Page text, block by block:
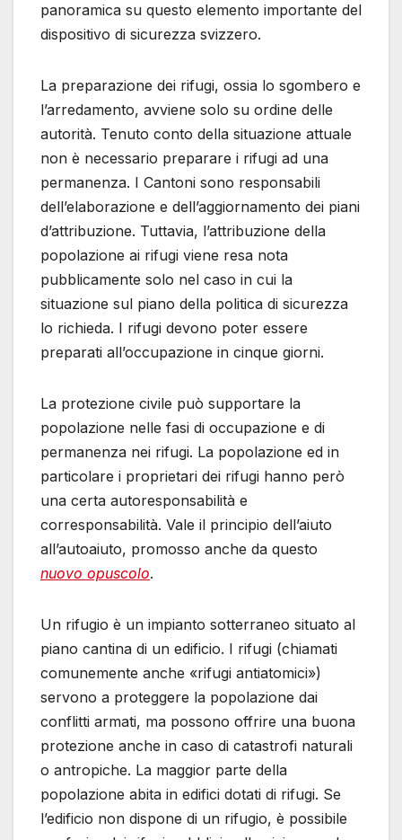
panoramica su questo elemento importante del
dispositivo di sicurezza svizzero.
La preparazione dei rifugi, ossia lo sgombero e
l’arredamento, avviene solo su ordine delle
autorità. Tenuto conto della situazione attuale
non è necessario preparare i rifugi ad una
permanenza. I Cantoni sono responsabili
dell’elaborazione e dell’aggiornamento dei piani
d’attribuzione. Tuttavia, l’attribuzione della
popolazione ai rifugi viene resa nota
pubblicamente solo nel caso in cui la
situazione sul piano della politica di sicurezza
lo richieda. I rifugi devono poter essere
preparati all’occupazione in cinque giorni.
La protezione civile può supportare la
popolazione nelle fasi di occupazione e di
permanenza nei rifugi. La popolazione ed in
particolare i proprietari dei rifugi hanno però
una certa autoresponsabilità e
corresponsabilità. Vale il principio dell’aiuto
all’autoaiuto, promosso anche da questo
nuovo opuscolo.
Un rifugio è un impianto sotterraneo situato al
piano cantina di un edificio. I rifugi (chiamati
comunemente anche «rifugi antiatomici»)
servono a proteggere la popolazione dai
conflitti armati, ma possono offrire una buona
protezione anche in caso di catastrofi naturali
o antropiche. La maggior parte della
popolazione abita in edifici dotati di rifugi. Se
l’edificio non dispone di un rifugio, è possibile